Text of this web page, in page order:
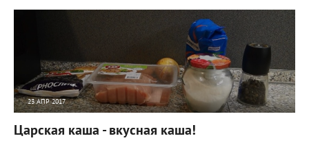
23 АПР 2017
Царская каша - вкусная каша!